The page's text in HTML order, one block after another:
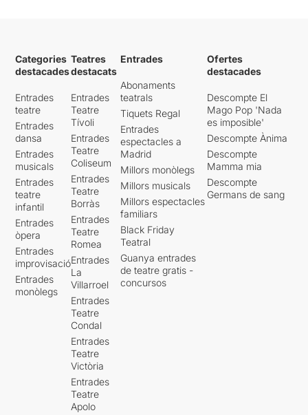
Categories
destacades
Entrades
teatre
Entrades
dansa
Entrades
musicals
Entrades
teatre
infantil
Entrades
òpera
Entrades
improvisació
Entrades
monòlegs
Teatres
destacats
Entrades
Teatre
Tívoli
Entrades
Teatre
Coliseum
Entrades
Teatre
Borràs
Entrades
Teatre
Romea
Entrades
La
Villarroel
Entrades
Teatre
Condal
Entrades
Teatre
Victòria
Entrades
Teatre
Apolo
Entrades
Abonaments
teatrals
Tiquets Regal
Entrades
espectacles a
Madrid
Millors monòlegs
Millors musicals
Millors espectacles
familiars
Black Friday
Teatral
Guanya entrades
de teatre gratis -
concursos
Ofertes
destacades
Descompte El
Mago Pop 'Nada
es imposible'
Descompte Ànima
Descompte
Mamma mia
Descompte
Germans de sang